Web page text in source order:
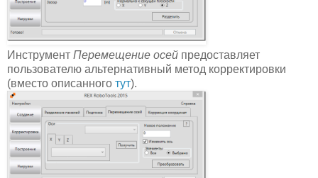
Инструмент Перемещение осей предоставляет
пользователю альтернативный метод корректировки
(вместо описанного тут).